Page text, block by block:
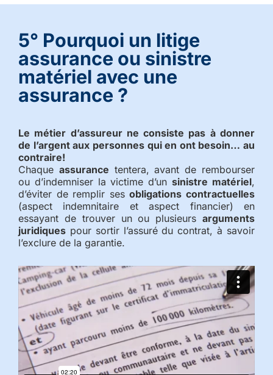
5° Pourquoi un litige
assurance ou sinistre
matériel avec une
assurance ?
Le métier d’assureur ne consiste pas à donner
de l’argent aux personnes qui en ont besoin… au
contraire!
Chaque assurance tentera, avant de rembourser
ou d’indemniser la victime d’unsinistre matériel,
d’éviter de remplir sesobligations contractuelles
(aspect indemnitaire et aspect financier) en
essayant de trouver un ou plusieurs arguments
juridiques pour sortir l’assuré du contrat, à savoir
l’exclure de la garantie.